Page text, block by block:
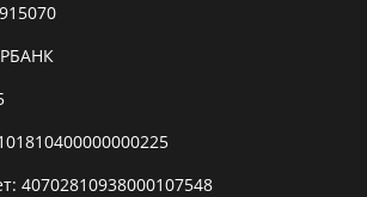
40702810938000107548